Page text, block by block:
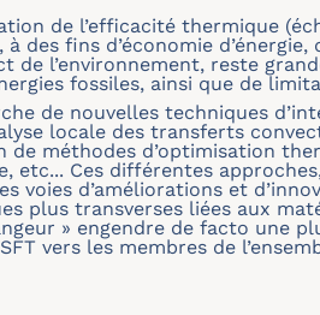
de l’efficacité thermique
des fins d’économie
de l’environnement, reste
fossiles, ainsi que de
de nouvelles techniques
locale des transferts
méthodes d’optimisation
etc... Ces différentes
voies d’améliorations et
plus transverses liées aux
» engendre de facto une
vers les membres de